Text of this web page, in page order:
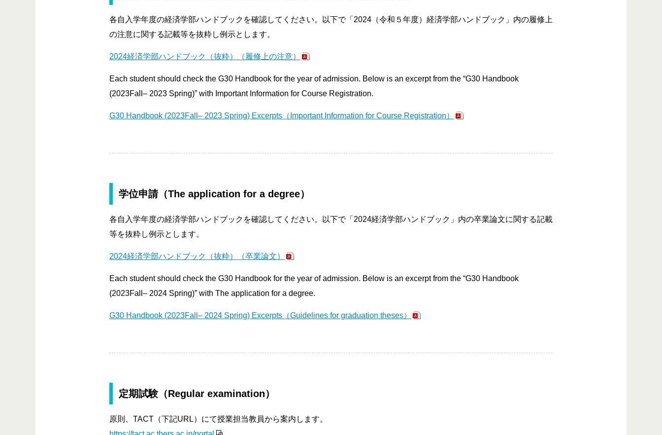
各自入学年度の経済学部ハンドブックを確認してください。以下で「2024（令和５年度）経済学部ハンドブック」内の履修上
の注意に関する記載等を抜粋し例示とします。
2024経済学部ハンドブック（抜粋）（履修上の注意）
Each student should check the G30 Handbook for the year of admission. Below is an excerpt from the “G30 Handbook
(2023Fall– 2023 Spring)” with Important Information for Course Registration.
G30 Handbook (2023Fall– 2023 Spring) Excerpts（Important Information for Course Registration）
学位申請（The application for a degree）
各自入学年度の経済学部ハンドブックを確認してください。以下で「2024経済学部ハンドブック」内の卒業論文に関する記載
等を抜粋し例示とします。
2024経済学部ハンドブック（抜粋）（卒業論文）
Each student should check the G30 Handbook for the year of admission. Below is an excerpt from the “G30 Handbook
(2023Fall– 2024 Spring)” with The application for a degree.
G30 Handbook (2023Fall– 2024 Spring) Excerpts（Guidelines for graduation theses）
定期試験（Regular examination）
原則、TACT（下記URL）にて授業担当教員から案内します。